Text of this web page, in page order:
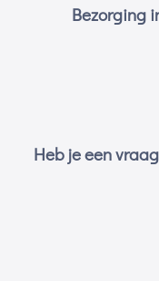
Bezorging
Heb je een